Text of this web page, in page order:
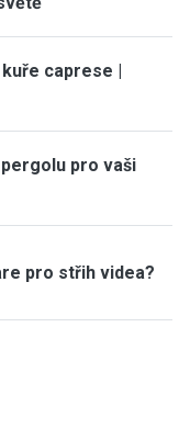
caprese |
pro vaši
pro střih videa?